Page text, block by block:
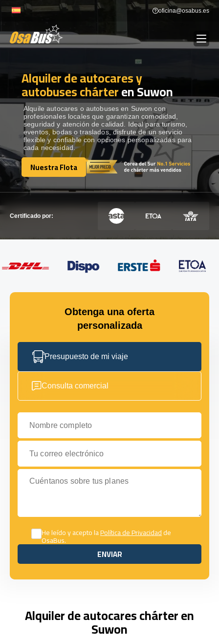
to
oficina@osabus.es
ALQUILER DE AUTOCARES
DESTINOS Show dropdown
RECORRIDAS Show dropdown
FLOTA
Alquiler de autocares y
autobuses chárteren Suwon
Alquile autocares o autobuses en Suwon con
profesionales locales que garantizan comodidad,
seguridad y atención de calidad. Ideal para turismo,
eventos, bodas o traslados, disfrute de un servicio
flexible y confiable con opciones personalizadas para
cada necesidad.
Nuestra Flota
Nuestra Flota
Certificado por:
Obtenga una oferta
personalizada
Presupuesto de mi viaje
Consulta comercial
Nombre completo
Tu correo electrónico
Cuéntanos sobre tus planes
He leído y acepto laPolítica de Privacidadde
OsaBus.
ENVIAR
ENVIAR
Alquiler de autocares chárter en
Suwon